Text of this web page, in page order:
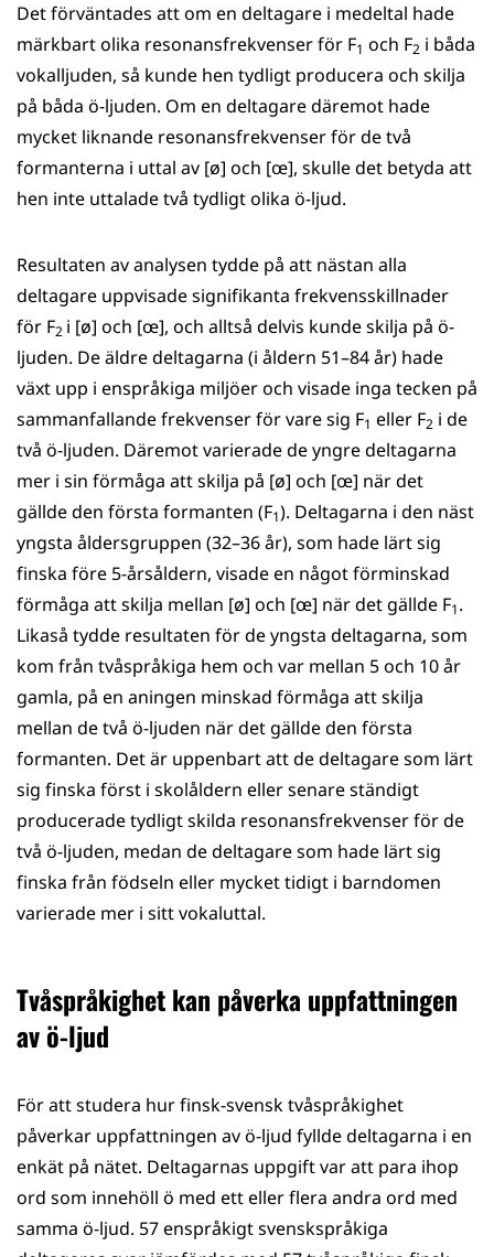
Det förväntades att om en deltagare i medeltal hade
märkbart olika resonansfrekvenser för F1 och F2 i båda
vokalljuden, så kunde hen tydligt producera och skilja
på båda ö-ljuden. Om en deltagare däremot hade
mycket liknande resonansfrekvenser för de två
formanterna i uttal av [ø] och [œ], skulle det betyda att
hen inte uttalade två tydligt olika ö-ljud.
Resultaten av analysen tydde på att nästan alla
deltagare uppvisade signifikanta frekvensskillnader
för F2 i [ø] och [œ], och alltså delvis kunde skilja på ö-
ljuden. De äldre deltagarna (i åldern 51–84 år) hade
växt upp i enspråkiga miljöer och visade inga tecken på
sammanfallande frekvenser för vare sig F1 eller F2 i de
två ö-ljuden. Däremot varierade de yngre deltagarna
mer i sin förmåga att skilja på [ø] och [œ] när det
gällde den första formanten (F1). Deltagarna i den näst
yngsta åldersgruppen (32–36 år), som hade lärt sig
finska före 5-årsåldern, visade en något förminskad
förmåga att skilja mellan [ø] och [œ] när det gällde F1.
Likaså tydde resultaten för de yngsta deltagarna, som
kom från tvåspråkiga hem och var mellan 5 och 10 år
gamla, på en aningen minskad förmåga att skilja
mellan de två ö-ljuden när det gällde den första
formanten. Det är uppenbart att de deltagare som lärt
sig finska först i skolåldern eller senare ständigt
producerade tydligt skilda resonansfrekvenser för de
två ö-ljuden, medan de deltagare som hade lärt sig
finska från födseln eller mycket tidigt i barndomen
varierade mer i sitt vokaluttal.
Tvåspråkighet kan påverka uppfattningen
av ö-ljud
För att studera hur finsk-svensk tvåspråkighet
påverkar uppfattningen av ö-ljud fyllde deltagarna i en
enkät på nätet. Deltagarnas uppgift var att para ihop
ord som innehöll ö med ett eller flera andra ord med
samma ö-ljud. 57 enspråkigt svenskspråkiga